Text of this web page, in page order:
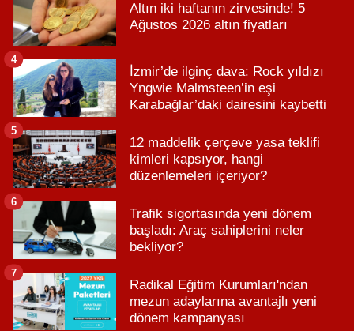
Altın iki haftanın zirvesinde! 5
Ağustos 2026 altın fiyatları
İzmir’de ilginç dava: Rock yıldızı
Yngwie Malmsteen’in eşi
Karabağlar’daki dairesini kaybetti
4
12 maddelik çerçeve yasa teklifi
kimleri kapsıyor, hangi
düzenlemeleri içeriyor?
5
Trafik sigortasında yeni dönem
başladı: Araç sahiplerini neler
bekliyor?
6
Radikal Eğitim Kurumları'ndan
mezun adaylarına avantajlı yeni
dönem kampanyası
7